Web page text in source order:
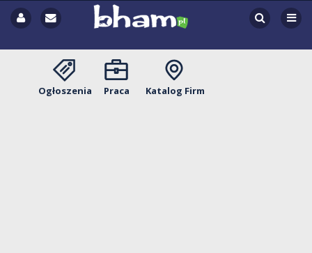
Ogłoszenia Praca Katalog Firm